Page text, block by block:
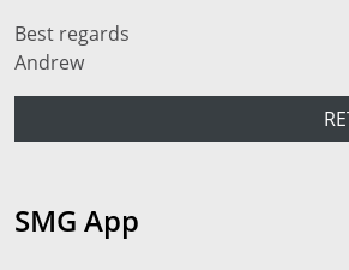
Best regards
Andrew
SMG App